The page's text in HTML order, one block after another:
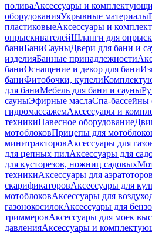
поливаАксессуары и
оборудованияУкрывные материалы
пластиковыеАксессуары и
опрыскивателейШланги для
баниБаниСауныДвери для бани и
изделияБанные принадлежности
баниОснащение и декор для бани
баниФитобочки, купели
для баниМебель для бани и сауны
сауныЭфирные маслаСпа-бассейны
гидромассажемАксессуары и
техникиНавесное оборудование
мотоблоковПрицепы для
минитракторовАксессуары для
для цепных пилАксессуары для
для кусторезов, ножниц садовых
техникиАксессуары для
скарификаторовАксессуары для
мотоблоковАксессуары для
газонокосилокАксессуары для
триммеровАксессуары для моек
давленияАксессуары и